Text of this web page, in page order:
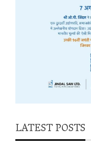
LATEST POSTS